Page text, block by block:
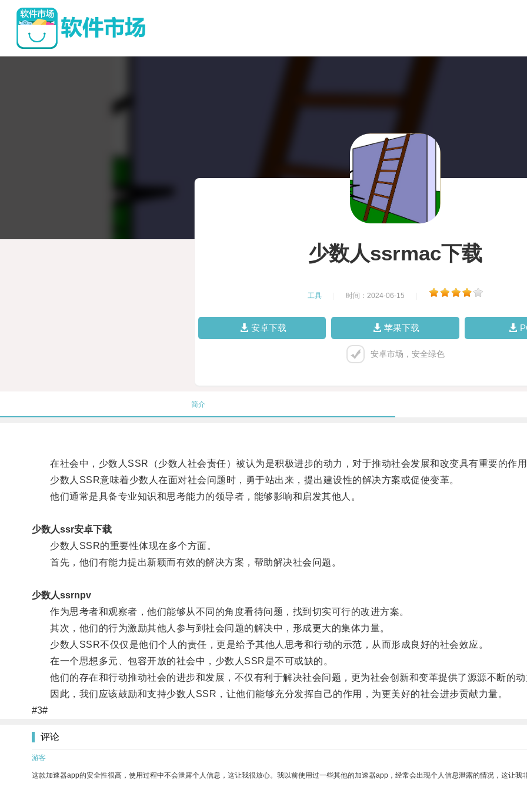
少数人ssrmac下载
工具 时间：2024-06-15
安卓下载 苹果下载
安卓市场，安全绿色
简介
在社会中，少数人SSR（少数人社会责任）被认为是积极进步的动力，对于推动社会发展和改变具有重要的作用
少数人SSR意味着少数人在面对社会问题时，勇于站出来，提出建设性的解决方案或促使变革。
他们通常是具备专业知识和思考能力的领导者，能够影响和启发其他人。
少数人ssr安卓下载
少数人SSR的重要性体现在多个方面。
首先，他们有能力提出新颖而有效的解决方案，帮助解决社会问题。
少数人ssrnpv
作为思考者和观察者，他们能够从不同的角度看待问题，找到切实可行的改进方案。
其次，他们的行为激励其他人参与到社会问题的解决中，形成更大的集体力量。
少数人SSR不仅仅是他们个人的责任，更是给予其他人思考和行动的示范，从而形成良好的社会效应。
在一个思想多元、包容开放的社会中，少数人SSR是不可或缺的。
他们的存在和行动推动社会的进步和发展，不仅有利于解决社会问题，更为社会创新和变革提供了源源不断的动
因此，我们应该鼓励和支持少数人SSR，让他们能够充分发挥自己的作用，为更美好的社会进步贡献力量。
#3#
评论
游客
这款加速器app的安全性很高，使用过程中不会泄露个人信息，这让我很放心。我以前使用过一些其他的加速器app，经常会出现个人信息泄露的情况，这让我